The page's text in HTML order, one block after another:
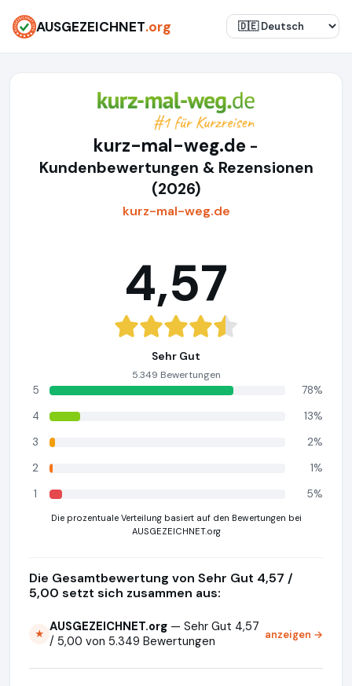
AUSGEZEICHNET.org
kurz-mal-weg.de -
Kundenbewertungen & Rezensionen
(2026)
kurz-mal-weg.de
4,57
Sehr Gut
5.349 Bewertungen
5
78%
4
13%
3
2%
2
1%
1
5%
Die prozentuale Verteilung basiert auf den Bewertungen bei
AUSGEZEICHNET.org
Die Gesamtbewertung von Sehr Gut 4,57 /
5,00 setzt sich zusammen aus:
★ AUSGEZEICHNET.org — Sehr Gut 4,57
/ 5,00 von 5.349 Bewertungen
anzeigen →